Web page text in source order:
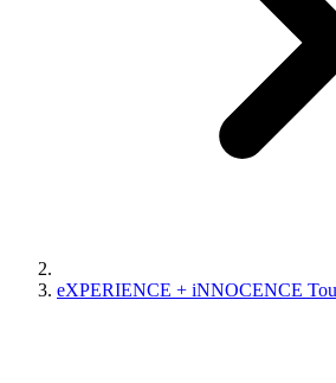
eXPERIENCE + iNNOCENCE